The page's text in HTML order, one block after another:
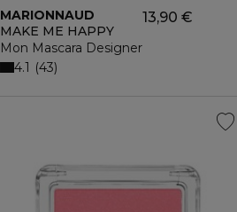
MARIONNAUD
MAKE ME HAPPY
Mon Mascara Designer
13,90 €
4.1 43